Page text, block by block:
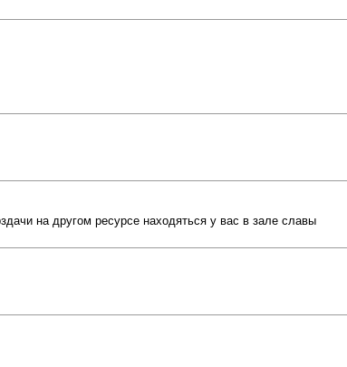
на другом ресурсе находяться у вас в зале славы